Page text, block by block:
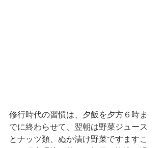
修行時代の習慣は、夕飯を夕方６時ま
でに終わらせて、翌朝は野菜ジュース
とナッツ類、ぬか漬け野菜ですますこ